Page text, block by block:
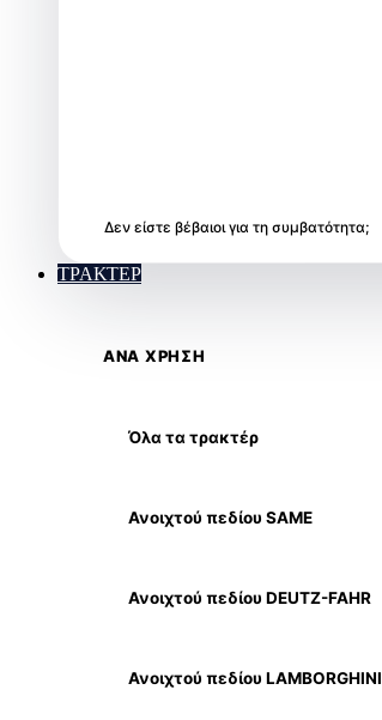
Δεν είστε βέβαιοι για τη συμβατότητα;
ΤΡΑΚΤΕΡ
ΑΝΑ ΧΡΗΣΗ
Όλα τα τρακτέρ
Ανοιχτού πεδίου SAME
Ανοιχτού πεδίου DEUTZ-FAHR
Ανοιχτού πεδίου LAMBORGHINI